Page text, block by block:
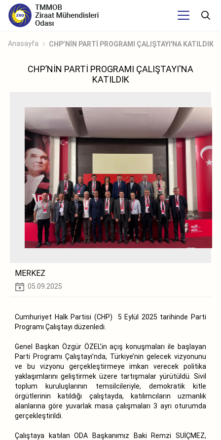
Anasayfa CHP’NİN PARTİ PROGRAMI ÇALIŞTAYI'NA KATILDIK
CHP’NİN PARTİ PROGRAMI ÇALIŞTAYI'NA
KATILDIK
MERKEZ
05.09.2025
Cumhuriyet Halk Partisi (CHP) 5 Eylül 2025 tarihinde Parti
Programı Çalıştayı düzenledi.
Genel Başkan Özgür ÖZEL’in açış konuşmaları ile başlayan
Parti Programı Çalıştayı’nda, Türkiye’nin gelecek vizyonunu
ve bu vizyonu gerçekleştirmeye imkan verecek politika
yaklaşımlarını geliştirmek üzere tartışmalar yürütüldü. Sivil
toplum kuruluşlarının temsilcileriyle, demokratik kitle
örgütlerinin katıldığı çalıştayda, katılımcıların uzmanlık
alanlarına göre yuvarlak masa çalışmaları 3 ayrı oturumda
gerçekleştirildi.
Çalıştaya katılan ODA Başkanımız Baki Remzi SUİÇMEZ,